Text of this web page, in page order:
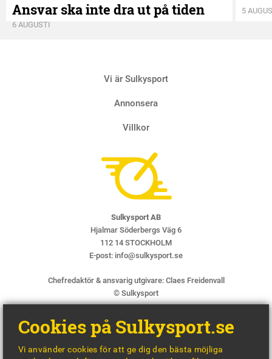
Ansvar ska inte dra ut på tiden
6 AUGUSTI
5
Vi är Sulkysport
Annonsera
Villkor
Sulkysport AB
Hjalmar Söderbergs Väg 6
112 14 STOCKHOLM
E-post: info@sulkysport.se
Chefredaktör & ansvarig utgivare: Claes Freidenvall
© Sulkysport
Cookies på Sulkysport.se
Vi använder cookies för att ge dig den bästa möjliga